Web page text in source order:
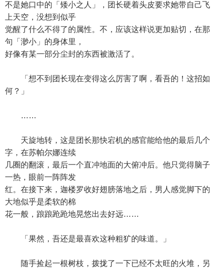
不是她口中的「矮小之人」，团长硬着头皮要求她带自己飞
上天空，没想到似乎
觉醒了什么不得了的属性。不，应该这样说更加贴切，在那
句「渺小」的身体里，
好像有某一部分尘封的东西被激活了。
「想不到团长现在变得这么厉害了啊，看吾的！这招如
何？」
……
天旋地转，这是团长那快宕机的感官能给他的最后几个
字，在苏帕尔娜连续
几圈的翻滚，最后一个直冲地面的大俯冲后。他只觉得脑子
一热，眼前一阵阵发
红。在接下来，迦楼罗收好翅膀落地之后，男人感觉脚下的
大地似乎是柔软的棉
花一般，踉踉跄跄地晃悠出去好远……
「果然，吾还是最喜欢这种粗犷的味道。」
随手捡起一根树枝，拨拢了一下已经不太旺的火堆，另